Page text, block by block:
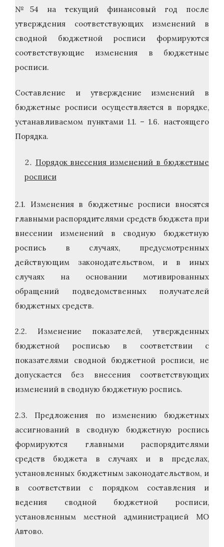
№54 на текущий финансовый год после
утверждения соответствующих изменений в
сводной бюджетной росписи формируются
соответствующие изменения в бюджетные
росписи.
Составление и утверждение изменений в
бюджетные росписи осуществляется в порядке,
устанавливаемом пунктами 1.1. – 1.6. настоящего
Порядка.
Порядок внесения изменений в бюджетные
росписи
2.1. Изменения в бюджетные росписи вносятся
главными распорядителями средств бюджета при
внесении изменений в сводную бюджетную
роспись в случаях, предусмотренных
действующим законодательством, и в иных
случаях на основании мотивированных
обращений подведомственных получателей
бюджетных средств.
2.2. Изменение показателей, утвержденных
бюджетной росписью в соответствии с
показателями сводной бюджетной росписи, не
допускается без внесения соответствующих
изменений в сводную бюджетную роспись.
2.3. Предложения по изменению бюджетных
ассигнований в сводную бюджетную роспись
формируются главными распорядителями
средств бюджета в случаях и в пределах,
установленных бюджетным законодательством, и
в соответствии с порядком составления и
ведения сводной бюджетной росписи,
установленным местной администрацией МО
Автово.